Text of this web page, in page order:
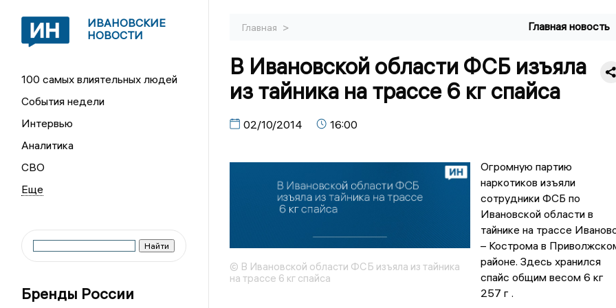
ИВАНОВСКИЕ
НОВОСТИ
100 самых влиятельных людей
События недели
Интервью
Аналитика
СВО
Бренды России
Главная > Главная новость
В Ивановской области ФСБ изъяла
из тайника на трассе 6 кг спайса
02/10/2014 16:00
© В Ивановской области ФСБ изъяла из тайника
на трассе 6 кг спайса
Огромную партию
наркотиков изъяли
сотрудники ФСБ по
Ивановской области в
тайнике на трассе
– Кострома в
районе. Здесь хранился
спайс общим весом 6 кг
257 г .